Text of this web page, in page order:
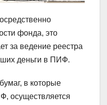
фонда, это
за ведение реестра
деньги в ПИФ.
в которые
осуществляется